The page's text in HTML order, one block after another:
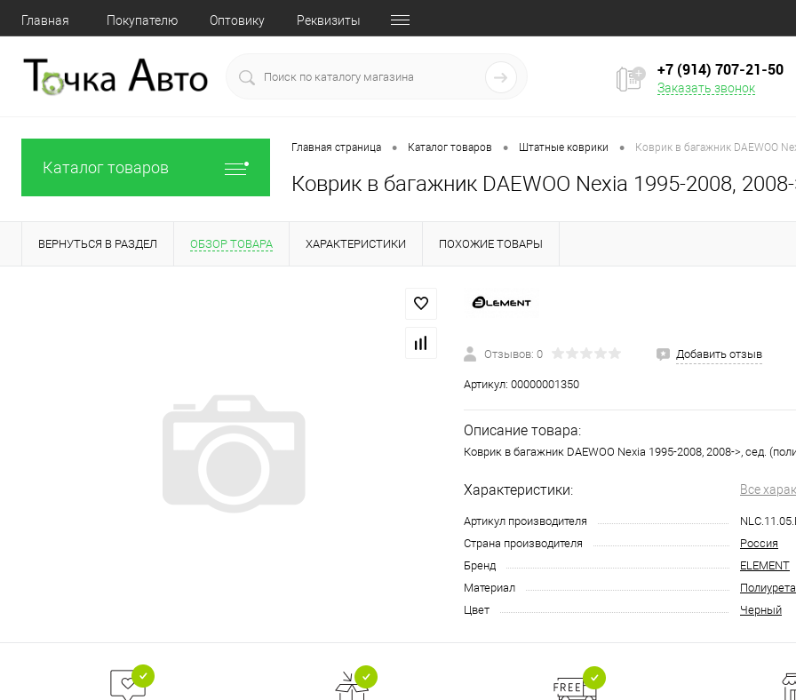
Главная Покупателю Оптовику Реквизиты
+7 (914) 707‒21‒50
Заказать звонок
Каталог товаров
Главная страница • Каталог товаров • Штатные коврики • Коврик в багажник DAEWOO
Коврик в багажник DAEWOO Nexia 1995-2008,
ВЕРНУТЬСЯ В РАЗДЕЛ ОБЗОР ТОВАРА ХАРАКТЕРИСТИКИ ПОХОЖИЕ ТОВАРЫ
Отзывов: 0 Добавить отзыв
Артикул: 00000001350
Описание товара:
Коврик в багажник DAEWOO Nexia 1995-2008, 2008->, сед.
Характеристики: Все
Артикул производителя
Страна производителя
Россия
Бренд
ELEMENT
Материал
Цвет
Черный